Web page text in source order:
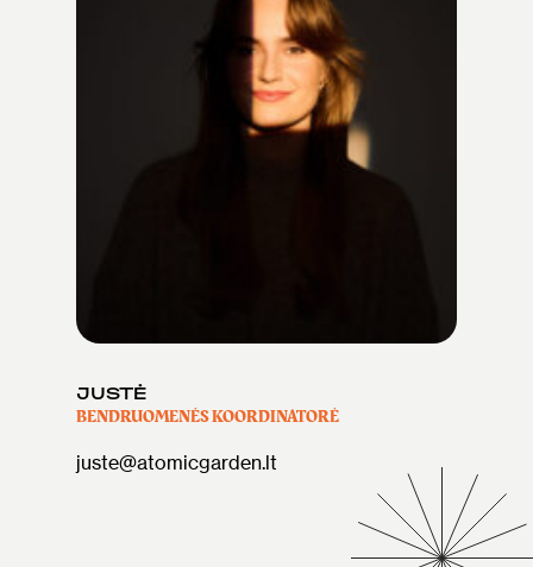
JUSTĖ
BENDRUOMENĖS KOORDINATORĖ
juste@atomicgarden.lt